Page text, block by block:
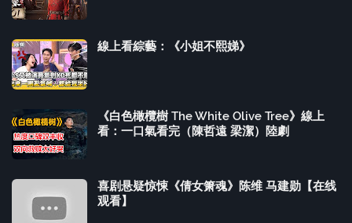
線上看綜藝：《小姐不熙娣》
《白色橄欖樹 The White Olive Tree》線上
看：一口氣看完（陳哲遠 梁潔）陸劇
喜剧悬疑惊悚《倩女箫魂》陈维 马建勋【在线
观看】